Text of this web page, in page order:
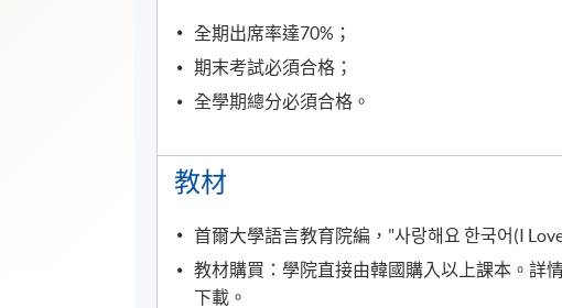
全期出席率達70%；
期末考試必須合格；
全學期總分必須合格。
教材
首爾大學語言教育院編，"사랑해요 한국어(I
教材購買：學院直接由韓國購入以上課本。詳
下載。